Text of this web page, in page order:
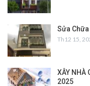
Sửa
Th12 15,
XÂY NHÀ
2025